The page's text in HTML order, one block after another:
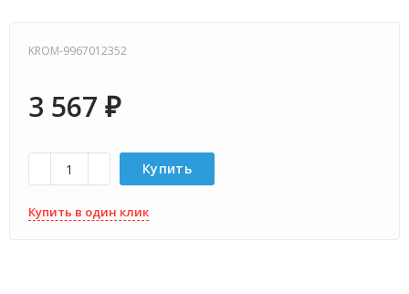
KROM-9967012352
3 567 ₽
Купить
Купить в один клик